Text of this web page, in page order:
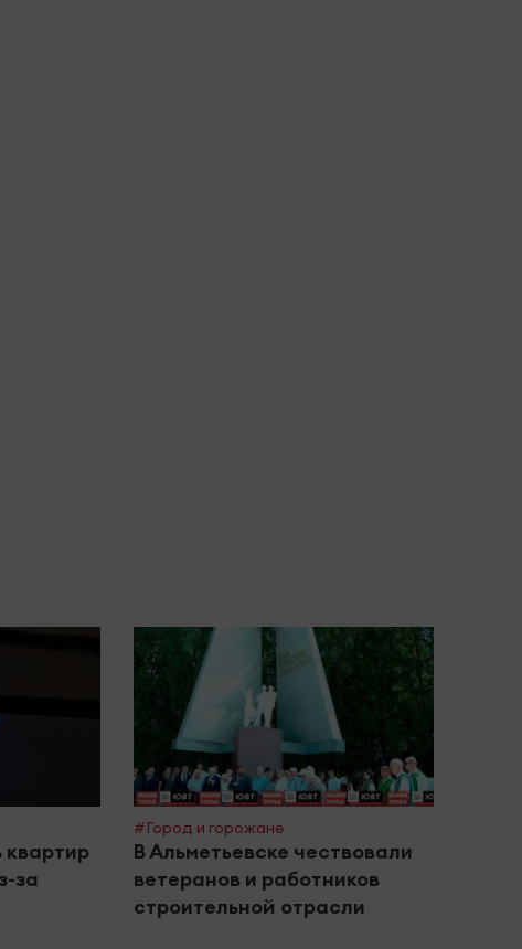
квартир
за
#Город и горожане
В Альметьевске чествовали
ветеранов и работников
строительной отрасли